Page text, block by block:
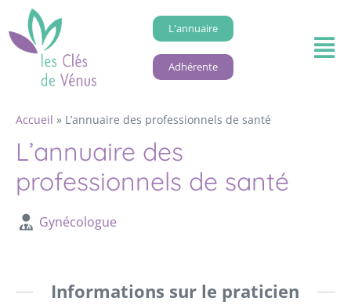
L'annuaire
Adhérente
Accueil » L’annuaire des professionnels de santé
L’annuaire des
professionnels de santé
Gynécologue
Informations sur le praticien